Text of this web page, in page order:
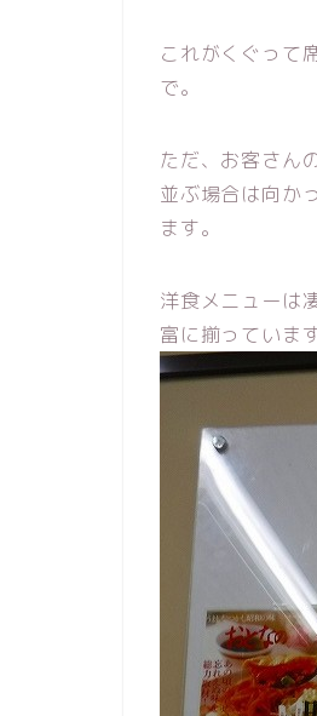
これがくぐって
で。
ただ、お客さん
並ぶ場合は向か
ます。
洋食メニューは
富に揃っています